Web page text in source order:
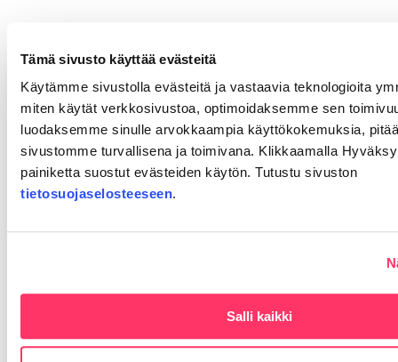
Tämä sivusto käyttää evästeitä
Käytämme sivustolla evästeitä ja vastaavia teknologioita
miten käytät verkkosivustoa, optimoidaksemme sen
luodaksemme sinulle arvokkaampia käyttökokemuksia,
sivustomme turvallisena ja toimivana. Klikkaamalla
painiketta suostut evästeiden käytön. Tutustu sivuston
tietosuojaselosteeseen.
Salli kaikki
06 tammi